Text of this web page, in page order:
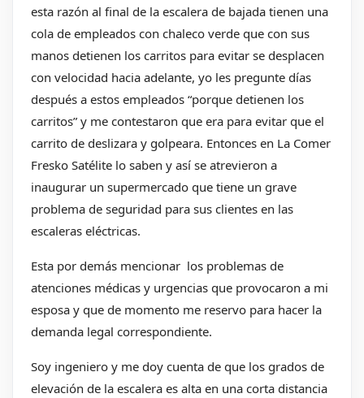
esta razón al final de la escalera de bajada tienen una
cola de empleados con chaleco verde que con sus
manos detienen los carritos para evitar se desplacen
con velocidad hacia adelante, yo les pregunte días
después a estos empleados “porque detienen los
carritos” y me contestaron que era para evitar que el
carrito de deslizara y golpeara. Entonces en La Comer
Fresko Satélite lo saben y así se atrevieron a
inaugurar un supermercado que tiene un grave
problema de seguridad para sus clientes en las
escaleras eléctricas.
Esta por demás mencionar los problemas de
atenciones médicas y urgencias que provocaron a mi
esposa y que de momento me reservo para hacer la
demanda legal correspondiente.
Soy ingeniero y me doy cuenta de que los grados de
elevación de la escalera es alta en una corta distancia